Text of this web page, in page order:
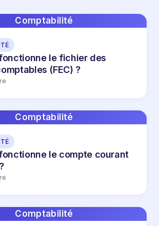
Comptabilité
le fichier des
(FEC) ?
Comptabilité
le compte courant
Comptabilité